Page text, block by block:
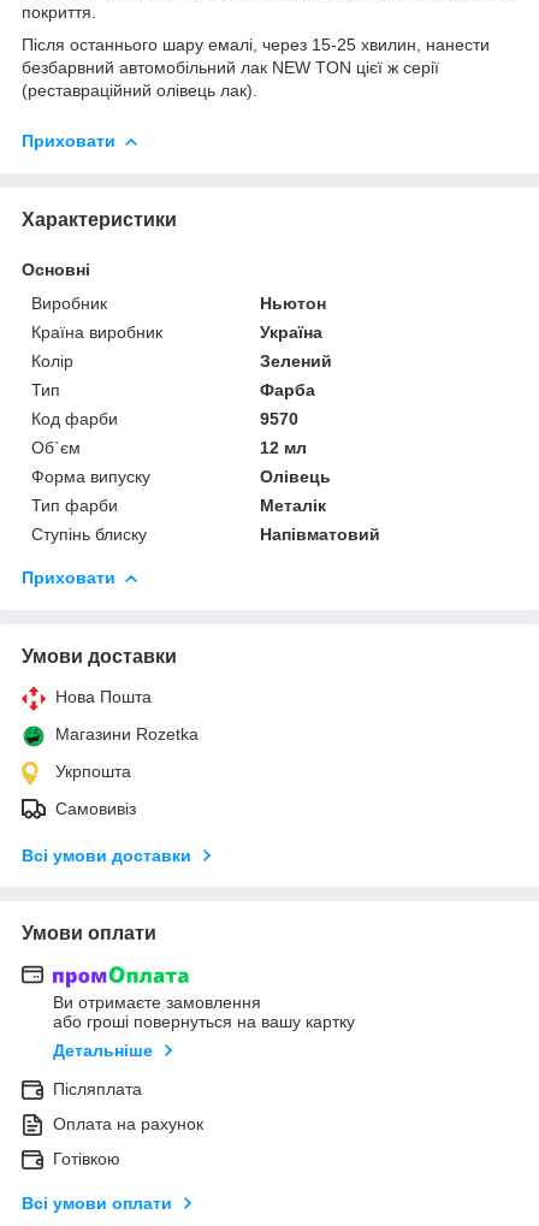
покриття.
Після останнього шару емалі, через 15-25 хвилин, нанести
безбарвний автомобільний лак NEW TON цієї ж серії
(реставраційний олівець лак).
Приховати
Характеристики
Основні
Виробник
Ньютон
Країна виробник
Україна
Колір
Зелений
Тип
Фарба
Код фарби
9570
Об`єм
12 мл
Форма випуску
Олівець
Тип фарби
Металік
Ступінь блиску
Напівматовий
Приховати
Умови доставки
Нова Пошта
Магазини Rozetka
Укрпошта
Самовивіз
Всі умови доставки
Умови оплати
Ви отримаєте замовлення
або гроші повернуться на вашу картку
Детальніше
Післяплата
Оплата на рахунок
Готівкою
Всі умови оплати